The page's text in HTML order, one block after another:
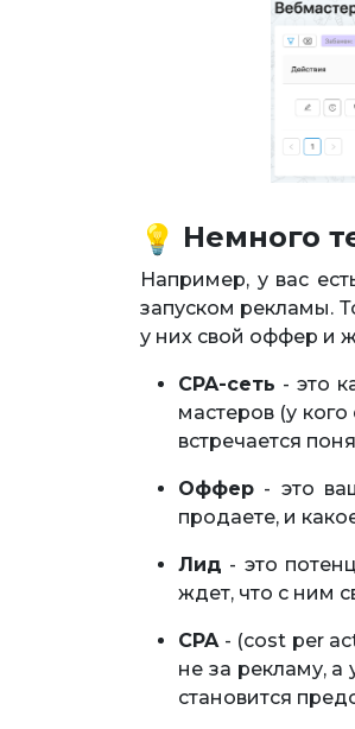
Немного
Например, у вас
запуском рекламы.
у них свой оффер и
CPA-сеть - это
мастеров (у
встречается
Оффер - это
продаете, и
Лид - это
ждет, что с ним
CPA- (cost per
не за рекламу, а
становится